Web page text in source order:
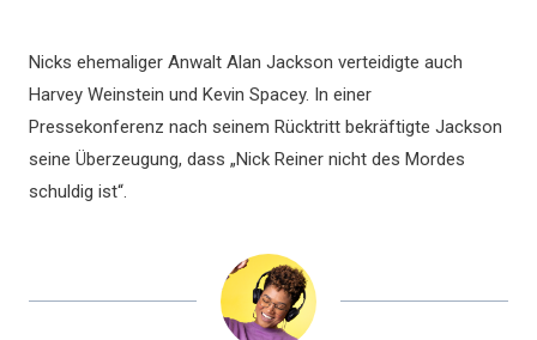
Nicks ehemaliger Anwalt Alan Jackson verteidigte auch
Harvey Weinstein und Kevin Spacey. In einer
Pressekonferenz nach seinem Rücktritt bekräftigte Jackson
seine Überzeugung, dass „Nick Reiner nicht des Mordes
schuldig ist“.